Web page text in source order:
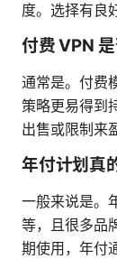
度。选择有良
付费 VPN
通常是。付费
策略更易得到
出售或限制来
年付计划真
一般来说是。
等，且很多品
期使用，年付